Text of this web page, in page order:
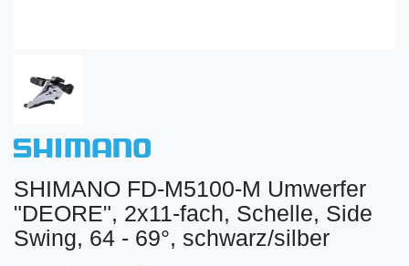
SHIMANO FD-M5100-M Umwerfer
"DEORE", 2x11-fach, Schelle, Side
Swing, 64 - 69°, schwarz/silber